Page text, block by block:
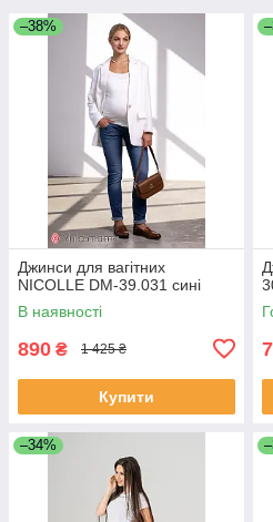
–38%
Джинси для вагітних
NICOLLE DM-39.031 сині
В наявності
890 ₴ 1 425 ₴
Купити
–34%